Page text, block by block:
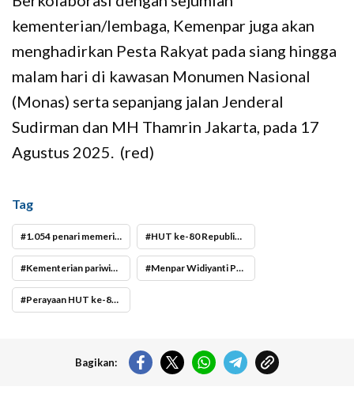
kementerian/lembaga, Kemenpar juga akan
menghadirkan Pesta Rakyat pada siang hingga
malam hari di kawasan Monumen Nasional
(Monas) serta sepanjang jalan Jenderal
Sudirman dan MH Thamrin Jakarta, pada 17
Agustus 2025. (red)
Tag
1.054 penari memeriahkan upacara HUT Ke 80 RI di Istana Kepresidenan HUT ke-80 Republik Indonesia
Kementerian pariwisata Menpar Widiyanti Putri Wardhana
Perayaan HUT ke-80 RI di Istana Kepresidenan
Bagikan: